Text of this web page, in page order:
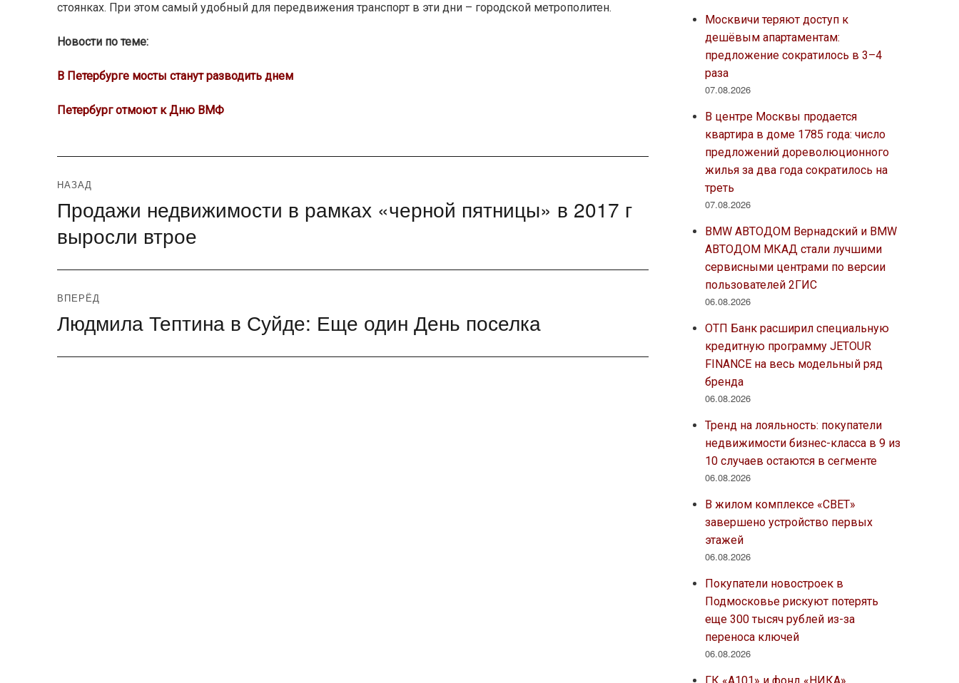
стоянках. При этом самый удобный для передвижения транспорт в эти дни – городской метрополитен.
Новости по теме:
В Петербурге мосты станут разводить днем
Петербург отмоют к Дню ВМФ
Навигация
по
записям
НАЗАД
Предыдущая
запись:
Продажи недвижимости в рамках «черной пятницы» в 2017 г
выросли втрое
ВПЕРЁД
Следующая
запись:
Людмила Тептина в Суйде: Еще один День поселка
Москвичи теряют доступ к
дешёвым апартаментам:
предложение сократилось в 3–4
раза
07.08.2026
В центре Москвы продается
квартира в доме 1785 года: число
предложений дореволюционного
жилья за два года сократилось на
треть
07.08.2026
BMW АВТОДОМ Вернадский и BMW
АВТОДОМ МКАД стали лучшими
сервисными центрами по версии
пользователей 2ГИС
06.08.2026
ОТП Банк расширил специальную
кредитную программу JETOUR
FINANCE на весь модельный ряд
бренда
06.08.2026
Тренд на лояльность: покупатели
недвижимости бизнес-класса в 9 из
10 случаев остаются в сегменте
06.08.2026
В жилом комплексе «СВЕТ»
завершено устройство первых
этажей
06.08.2026
Покупатели новостроек в
Подмосковье рискуют потерять
еще 300 тысяч рублей из-за
переноса ключей
06.08.2026
ГК «А101» и фонд «НИКА»